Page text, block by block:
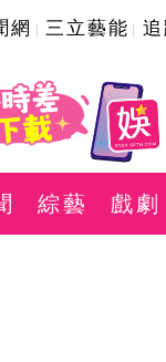
網 三立藝能
綜藝 戲劇